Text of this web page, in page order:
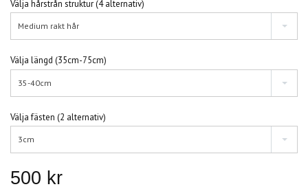
Välja hårstrån struktur (4 alternativ)
Medium rakt hår
Välja längd (35cm-75cm)
35-40cm
Välja fästen (2 alternativ)
3cm
500 kr